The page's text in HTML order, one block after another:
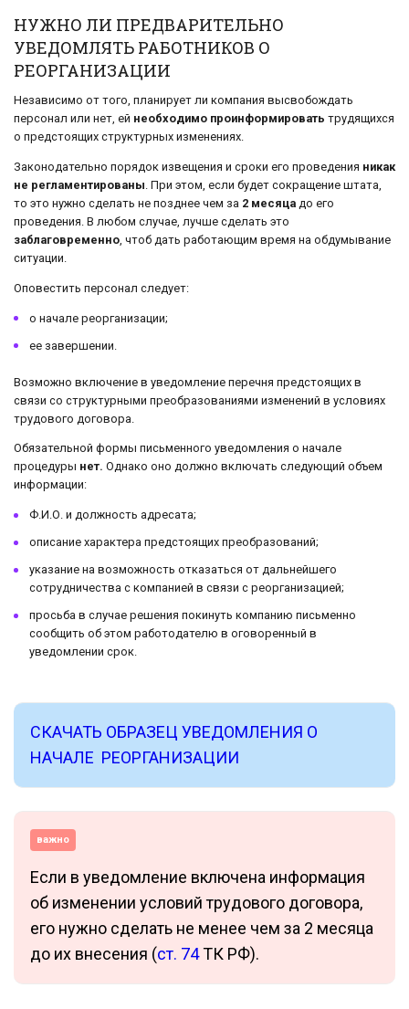
НУЖНО ЛИ ПРЕДВАРИТЕЛЬНО
УВЕДОМЛЯТЬ РАБОТНИКОВ О
РЕОРГАНИЗАЦИИ
Независимо от того, планирует ли компания высвобождать
персонал или нет, ей необходимо проинформировать трудящихся
о предстоящих структурных изменениях.
Законодательно порядок извещения и сроки его проведения никак
не регламентированы . При этом, если будет сокращение штата,
то это нужно сделать не позднее чем за 2 месяца до его
проведения. В любом случае, лучше сделать это
заблаговременно , чтоб дать работающим время на обдумывание
ситуации.
Оповестить персонал следует:
о начале реорганизации;
ее завершении.
Возможно включение в уведомление перечня предстоящих в
связи со структурными преобразованиями изменений в условиях
трудового договора.
Обязательной формы письменного уведомления о начале
процедуры нет. Однако оно должно включать следующий объем
информации:
Ф.И.О. и должность адресата;
описание характера предстоящих преобразований;
указание на возможность отказаться от дальнейшего
сотрудничества с компанией в связи с реорганизацией;
просьба в случае решения покинуть компанию письменно
сообщить об этом работодателю в оговоренный в
уведомлении срок.
СКАЧАТЬ ОБРАЗЕЦ УВЕДОМЛЕНИЯ О
НАЧАЛЕ РЕОРГАНИЗАЦИИ
важно
Если в уведомление включена информация
об изменении условий трудового договора,
его нужно сделать не менее чем за 2 месяца
до их внесения (ст. 74ТК РФ).